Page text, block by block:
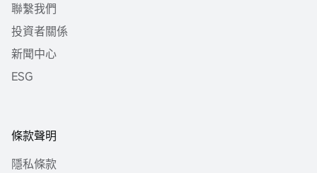
聯繫我們
投資者關係
新聞中心
ESG
條款聲明
隱私條款